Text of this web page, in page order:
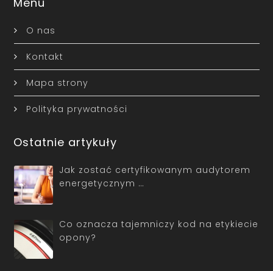
O nas
Kontakt
Mapa strony
Polityka prywatności
Ostatnie artykuły
Jak zostać certyfikowanym audytorem
energetycznym …
Co oznacza tajemniczy kod na etykiecie
opony?